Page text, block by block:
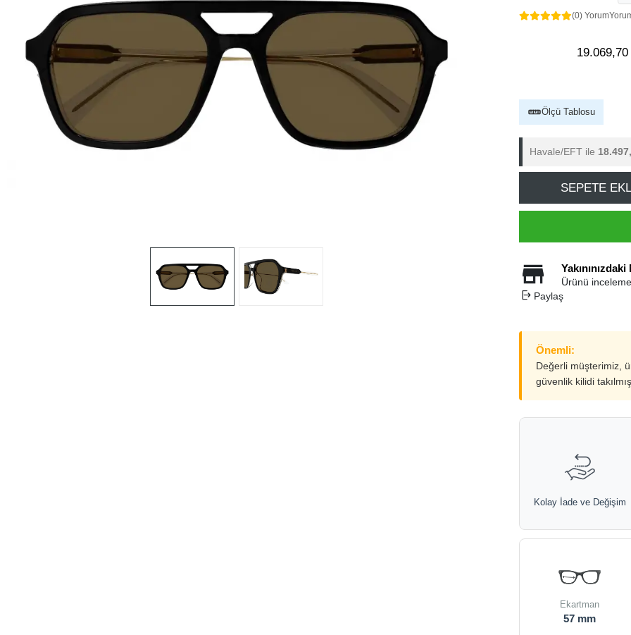
(0) Yorum
19.069,70
Ölçü Tablosu
Havale/EFT ile
SEPETE
Ürünü
Paylaş
Önemli:
Değerli müşterimiz,
güvenlik kilidi
Kolay İade ve Değişim
Ekartman
57 mm